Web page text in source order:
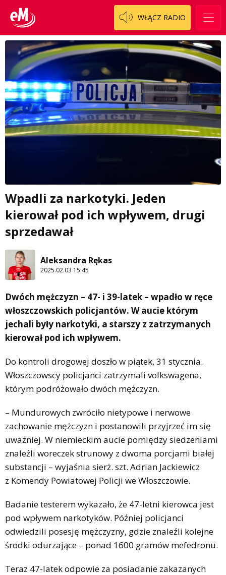
WŁĄCZ RADIO
Wpadli za narkotyki. Jeden
kierował pod ich wpływem, drugi
sprzedawał
Aleksandra Rękas
2025.02.03 15:45
Dwóch mężczyzn – 47- i 39-latek – wpadło w ręce
włoszczowskich policjantów. W aucie którym
jechali były narkotyki, a starszy z zatrzymanych
kierował pod ich wpływem.
Do kontroli drogowej doszło w piątek, 31 stycznia.
Włoszczowscy policjanci zatrzymali volkswagena,
którym podróżowało dwóch mężczyzn.
– Mundurowych zwróciło nietypowe i nerwowe
zachowanie mężczyzn i postanowili przyjrzeć im się
uważniej. W niemieckim aucie pomiędzy siedzeniami
znaleźli woreczek strunowy z dwoma porcjami białej
substancji – wyjaśnia sierż. szt. Adrian Jackiewicz
z Komendy Powiatowej Policji we Włoszczowie.
Badanie testerem wykazało, że 47-letni kierowca jest
pod wpływem narkotyków. Później policjanci
odwiedzili posesję mężczyzny, gdzie znaleźli kolejne
środki odurzające – ponad 1600 gramów mefedronu.
Teraz 47-latek odpowie za posiadanie zakazanych